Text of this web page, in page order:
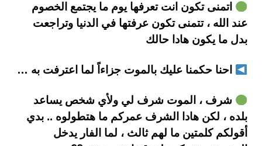
اتمنى تكون انت تعرفها يوم ما يجتمع الخصوم
عند الله ، تتمنى تكون عرفتها في الدنيا وتراجعت
بدل ما يكون هادا حالك
احنا حكمنا عليك بالموت جزاءاً لما اعترفت به …
شرف ، الموت شرف لي ولأي شخص يساعد
بلده ، لكن هادا الشرف عمركم ما هتطولوه .. بدي
أقولكم كلمتين ما لهم ثالث ، لما الفار يدخل